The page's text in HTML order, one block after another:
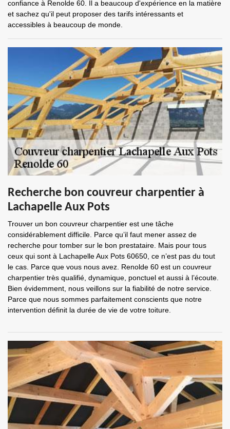
confiance à Renolde 60. Il a beaucoup d'expérience en la matière
et sachez qu'il peut proposer des tarifs intéressants et
accessibles à beaucoup de monde.
Recherche bon couvreur charpentier à
Lachapelle Aux Pots
Trouver un bon couvreur charpentier est une tâche
considérablement difficile. Parce qu’il faut mener assez de
recherche pour tomber sur le bon prestataire. Mais pour tous
ceux qui sont à Lachapelle Aux Pots 60650, ce n’est pas du tout
le cas. Parce que vous nous avez. Renolde 60 est un couvreur
charpentier très qualifié, dynamique, ponctuel et aussi à l’écoute.
Bien évidemment, nous veillons sur la fiabilité de notre service.
Parce que nous sommes parfaitement conscients que notre
intervention définit la durée de vie de votre toiture.